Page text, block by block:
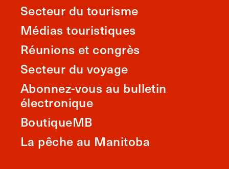
Secteur du tourisme
Médias touristiques
Réunions et congrès
Secteur du voyage
Abonnez-vous au bulletin
électronique
BoutiqueMB
La pêche au Manitoba